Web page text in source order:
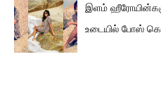
இளம்
உடையில் போஸ்